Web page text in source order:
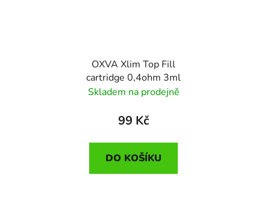
OXVA Xlim Top Fill
cartridge 0,4ohm 3ml
Skladem na prodejně
99 Kč
DO KOŠÍKU